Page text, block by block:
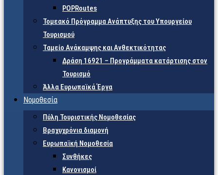
POPRoutes
Τομεακό Πρόγραμμα Ανάπτυξης του Υπουργείου
Τουρισμού
Ταμείο Ανάκαμψης και Ανθεκτικότητας
Δράση 16921 – Προγράμματα κατάρτισης στον
Τουρισμό
Άλλα Ευρωπαϊκά Έργα
Νομοθεσία
Πύλη Τουριστικής Νομοθεσίας
Βραχυχρόνια διαμονή
Ευρωπαϊκή Νομοθεσία
Συνθήκες
Κανονισμοί